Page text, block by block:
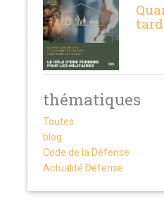
thématiques
Toutes
blog
Code de la Défense
Actualité Défense